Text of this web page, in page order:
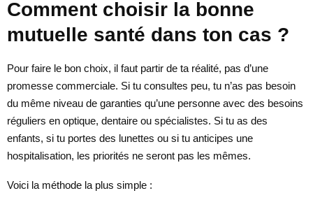
Comment choisir la bonne
mutuelle santé dans ton cas ?
Pour faire le bon choix, il faut partir de ta réalité, pas d’une
promesse commerciale. Si tu consultes peu, tu n’as pas besoin
du même niveau de garanties qu’une personne avec des besoins
réguliers en optique, dentaire ou spécialistes. Si tu as des
enfants, si tu portes des lunettes ou si tu anticipes une
hospitalisation, les priorités ne seront pas les mêmes.
Voici la méthode la plus simple :